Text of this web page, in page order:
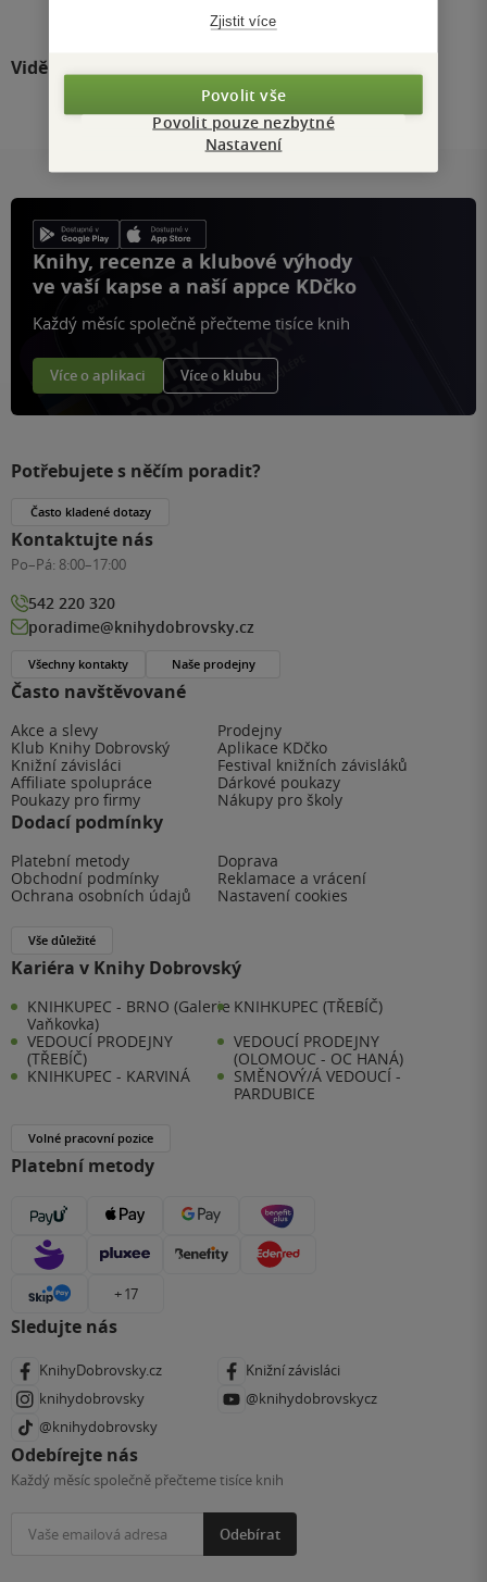
Viděli jste
Knihy, recenze a klubové výhody
ve vaší kapse a naší appce KDčko
Každý měsíc společně přečteme tisíce knih
Více o aplikaci Více o klubu
Často navštěvované
Akce a slevy
Prodejny
Klub Knihy Dobrovský
Aplikace KDčko
Knižní závisláci
Festival knižních závisláků
Affiliate spolupráce
Dárkové poukazy
Poukazy pro firmy
Nákupy pro školy
Dodací podmínky
Platební metody
Doprava
Obchodní podmínky
Reklamace a vrácení
Ochrana osobních údajů
Nastavení cookies
Vše důležité
Kariéra v Knihy Dobrovský
KNIHKUPEC - BRNO (Galerie
Vaňkovka)
KNIHKUPEC (TŘEBÍČ)
VEDOUCÍ PRODEJNY
(TŘEBÍČ)
VEDOUCÍ PRODEJNY
(OLOMOUC - OC HANÁ)
KNIHKUPEC - KARVINÁ
SMĚNOVÝ/Á VEDOUCÍ -
PARDUBICE
Volné pracovní pozice
Platební metody
+ 17
Sledujte nás
KnihyDobrovsky.cz
Knižní závisláci
knihydobrovsky
@knihydobrovskycz
@knihydobrovsky
Odebírejte nás
Každý měsíc společně přečteme tisíce knih
Odebírat
Potřebujete s něčím poradit?
Často kladené dotazy
Kontaktujte nás
Po–Pá: 8:00–17:00
542 220 320
poradime@knihydobrovsky.cz
Všechny kontakty Naše prodejny
Zjistit více
Povolit vše
Povolit pouze nezbytné
Nastavení